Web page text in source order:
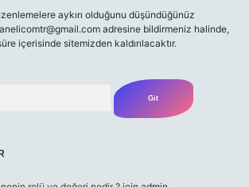
aykırı olduğunu düşündüğünüz
adresine bildirmeniz halinde,
içerisinde sitemizden kaldırılacaktır.